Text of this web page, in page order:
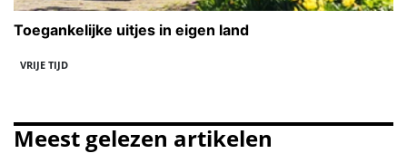
Toegankelijke uitjes in eigen land
VRIJE TIJD
Meest gelezen artikelen